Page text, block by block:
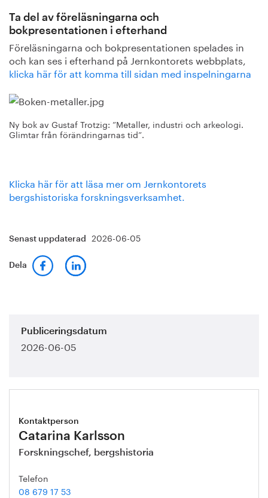
Ta del av föreläsningarna och
bokpresentationen i efterhand
Föreläsningarna och bokpresentationen spelades in
och kan ses i efterhand på Jernkontorets webbplats,
klicka här för att komma till sidan med inspelningarna
Ny bok av Gustaf Trotzig: ”Metaller, industri och arkeologi.
Glimtar från förändringarnas tid”.
Klicka här för att läsa mer om Jernkontorets
bergshistoriska forskningsverksamhet.
Senast uppdaterad 2026-06-05
Dela
Publiceringsdatum
2026-06-05
Kontaktperson
Catarina Karlsson
Forskningschef, bergshistoria
Telefon
08 679 17 53